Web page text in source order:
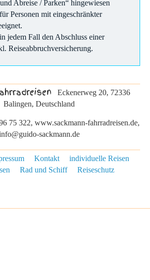
Abreise / Parken“ hingewiesen
Personen mit eingeschränkter
jedem Fall den Abschluss einer
Reiseabbruchversicherung.
Eckenerweg 20, 72336
Balingen, Deutschland
75 322, www.sackmann-fahrradreisen.de,
sackmann.de
Kontakt
individuelle Reisen
Rad und Schiff Reiseschutz